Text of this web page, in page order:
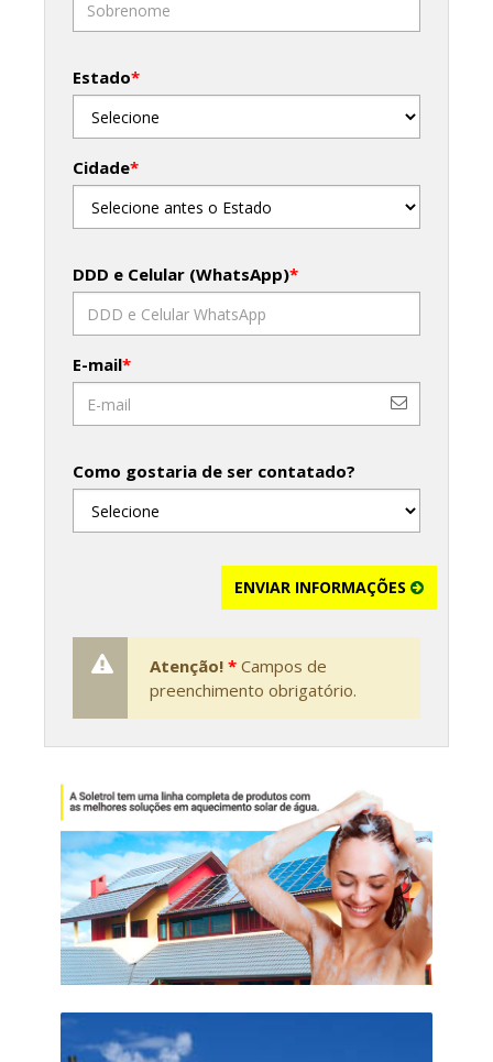
Estado*
Cidade*
DDD e Celular (WhatsApp)*
E-mail*
Como gostaria de ser contatado?
ENVIAR INFORMAÇÕES
Atenção! * Campos de
preenchimento obrigatório.